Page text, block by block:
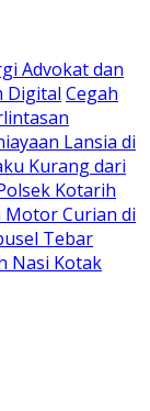
Advokat dan
Digital Cegah
Lansia di
Kurang dari
Kotarih
Motor Curian di
Tebar
Nasi Kotak